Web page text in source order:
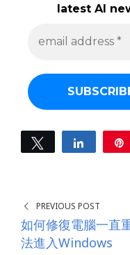
latest AI
a
d
r
e
s
Tweet Share
PREVIOUS POST
如何修復電腦一直
法進入Windows